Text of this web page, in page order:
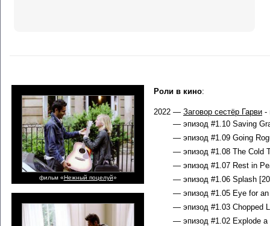
фильм «Нежный поцелуй»
Роли в кино:
2022 — Заговор сестёр Гарви -
— эпизод #1.10 Saving
— эпизод #1.09 Going
— эпизод #1.08 The Cold
— эпизод #1.07 Rest in
— эпизод #1.06 Splash
— эпизод #1.05 Eye for
— эпизод #1.03 Chopped
— эпизод #1.02 Explode a